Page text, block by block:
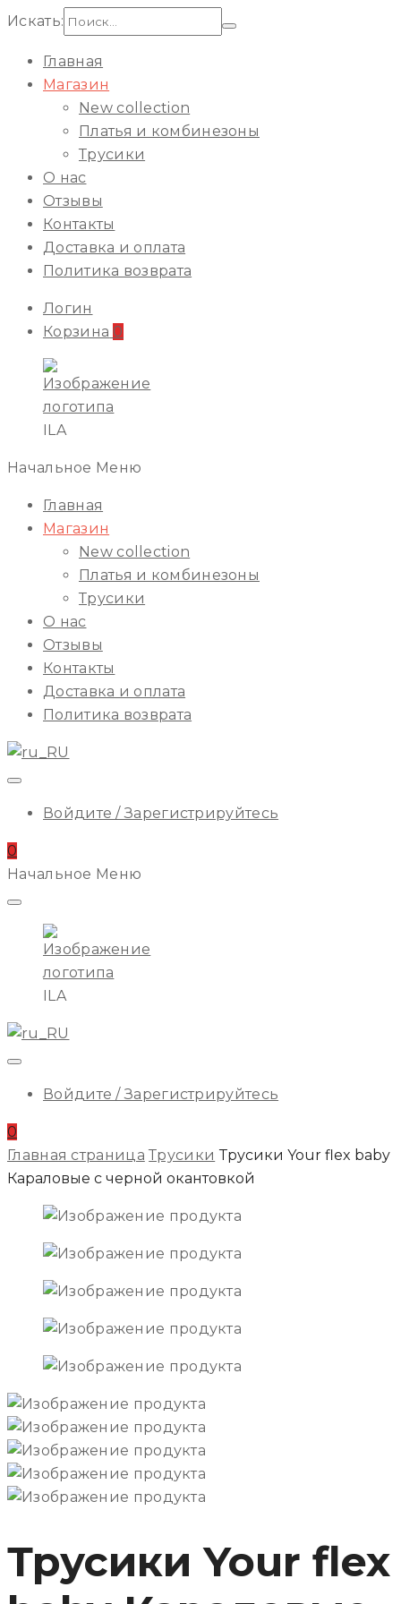
Искать:
Главная
Магазин
New collection
Платья и комбинезоны
Трусики
О нас
Отзывы
Контакты
Доставка и оплата
Политика возврата
Логин
Корзина 0
ILA
Начальное Меню
Главная
Магазин
New collection
Платья и комбинезоны
Трусики
О нас
Отзывы
Контакты
Доставка и оплата
Политика возврата
Войдите / Зарегистрируйтесь
0
Начальное Меню
ILA
Войдите / Зарегистрируйтесь
0
Главная страница Трусики Трусики Your flex baby
Караловые с черной окантовкой
Трусики Your flex